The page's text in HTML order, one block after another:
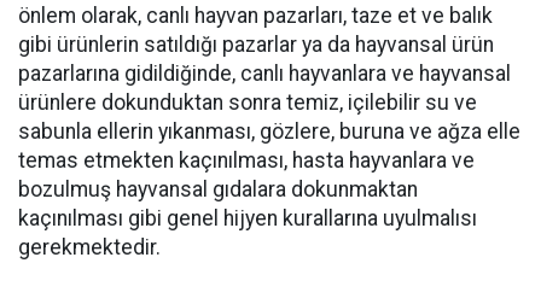
önlem olarak, canlı hayvan pazarları, taze et ve balık
gibi ürünlerin satıldığı pazarlar ya da hayvansal ürün
pazarlarına gidildiğinde, canlı hayvanlara ve hayvansal
ürünlere dokunduktan sonra temiz, içilebilir su ve
sabunla ellerin yıkanması, gözlere, buruna ve ağza elle
temas etmekten kaçınılması, hasta hayvanlara ve
bozulmuş hayvansal gıdalara dokunmaktan
kaçınılması gibi genel hijyen kurallarına uyulmalısı
gerekmektedir.